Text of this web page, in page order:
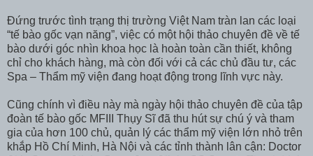
Đứng trước tình trạng thị trường Việt Nam tràn lan các loại
“tế bào gốc vạn năng”, việc có một hội thảo chuyên đề về tế
bào dưới góc nhìn khoa học là hoàn toàn cần thiết, không
chỉ cho khách hàng, mà còn đối với cả các chủ đầu tư, các
Spa – Thẩm mỹ viện đang hoạt động trong lĩnh vực này.
Cũng chính vì điều này mà ngày hội thảo chuyên đề của tập
đoàn tế bào gốc MFIII Thụy Sĩ đã thu hút sự chú ý và tham
gia của hơn 100 chủ, quản lý các thẩm mỹ viện lớn nhỏ trên
khắp Hồ Chí Minh, Hà Nội và các tỉnh thành lân cận: Doctor